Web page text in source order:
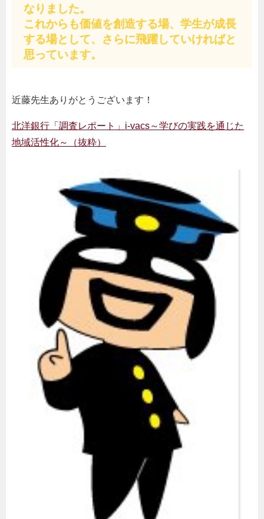
なりました。
これからも価値を創造する場、学生が成長
する場として、さらに飛躍していければと
思っています。
近藤先生ありがとうございます！
北洋銀行「調査レポート」i-vacs～学びの実践を通じた
地域活性化～（抜粋）